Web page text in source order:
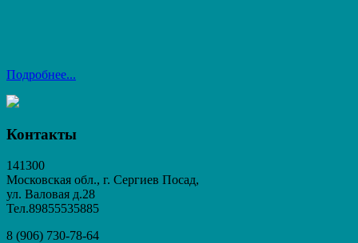
Подробнее...
Контакты
141300
Московская обл., г. Сергиев Посад,
ул. Валовая д.28
Тел.89855535885
8 (906) 730-78-64